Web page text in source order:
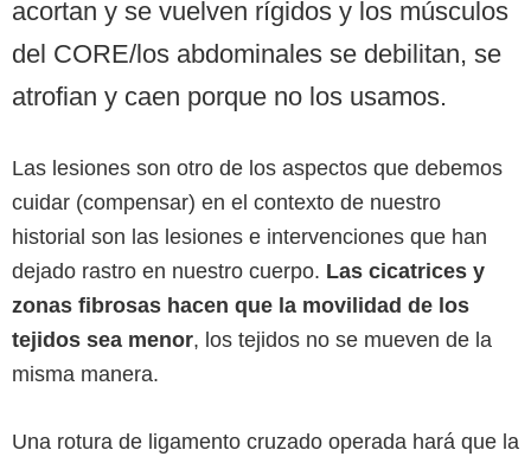
acortan y se vuelven rígidos y los músculos
del CORE/los abdominales se debilitan, se
atrofian y caen porque no los usamos.
Las lesiones son otro de los aspectos que debemos
cuidar (compensar) en el contexto de nuestro
historial son las lesiones e intervenciones que han
dejado rastro en nuestro cuerpo. Las cicatrices y
zonas fibrosas hacen que la movilidad de los
tejidos sea menor, los tejidos no se mueven de la
misma manera.
Una rotura de ligamento cruzado operada hará que la